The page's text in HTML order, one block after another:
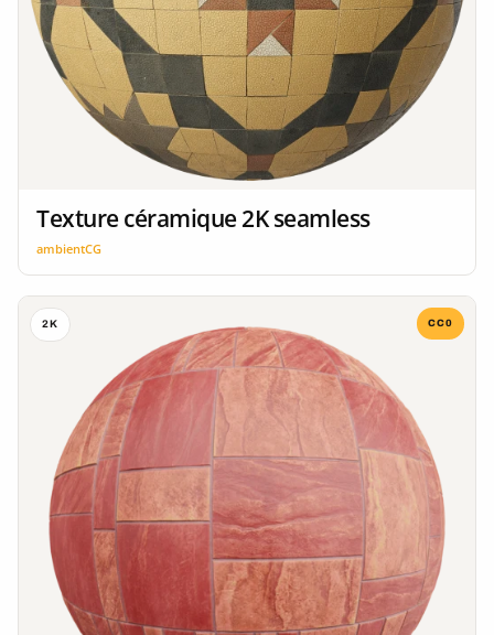
Texture céramique 2K seamless
ambientCG
2K CC0